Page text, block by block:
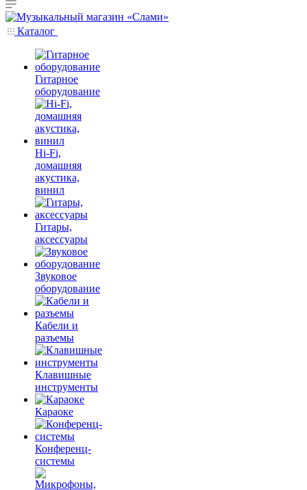
Каталог
Гитарное
оборудование
Hi-Fi,
домашняя
акустика,
винил
Гитары,
аксессуары
Звуковое
оборудование
Кабели и
разъемы
Клавишные
инструменты
Караоке
Конференц-
системы